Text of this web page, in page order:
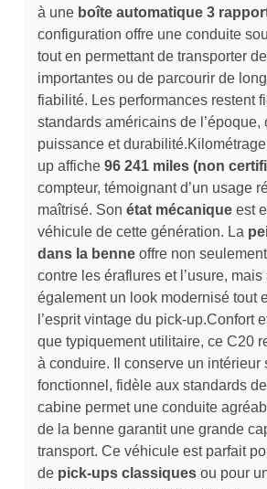
à une boîte automatique 3
configuration offre une conduite
tout en permettant de transporter
importantes ou de parcourir de
fiabilité. Les performances restent
standards américains de l’époque,
puissance et
up affiche 96 241 miles (non
compteur, témoignant d’un usage
maîtrisé. Son état mécanique est
véhicule de cette génération. La
dans la benne offre non
contre les éraflures et l’usure, mais
également un look modernisé tout
l’esprit vintage du pick-up.Confort
que typiquement utilitaire, ce C20
à conduire. Il conserve un intérieur
fonctionnel, fidèle aux standards
cabine permet une conduite
de la benne garantit une grande
transport. Ce véhicule est parfait
de pick-ups classiques ou pour